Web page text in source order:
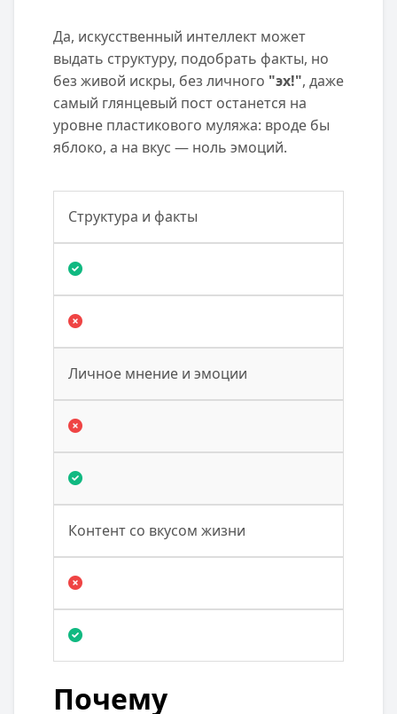
Да, искусственный интеллект может
выдать структуру, подобрать факты, но
без живой искры, без личного "эх!", даже
самый глянцевый пост останется на
уровне пластикового муляжа: вроде бы
яблоко, а на вкус — ноль эмоций.
Структура и факты
Личное мнение и эмоции
Контент со вкусом жизни
Почему